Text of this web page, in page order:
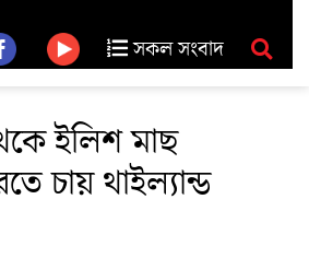
সকল সংবাদ
ইলিশ মাছ
চায় থাইল্যান্ড